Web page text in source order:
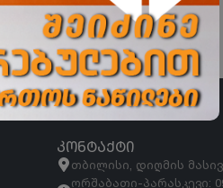
ᲙᲝᲜᲢᲐᲥᲢᲘ
თბილისი, დიღმის
ორშაბათი-პარასკევი: